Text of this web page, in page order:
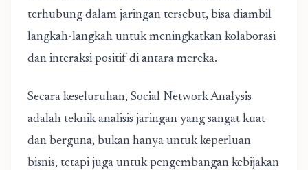
terhubung dalam jaringan tersebut, bisa diambil
langkah-langkah untuk meningkatkan kolaborasi
dan interaksi positif di antara mereka.
Secara keseluruhan, Social Network Analysis
adalah teknik analisis jaringan yang sangat kuat
dan berguna, bukan hanya untuk keperluan
bisnis, tetapi juga untuk pengembangan kebijakan